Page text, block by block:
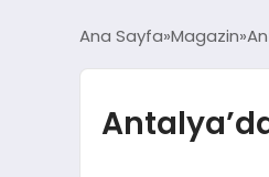
Ana Sayfa Magazin